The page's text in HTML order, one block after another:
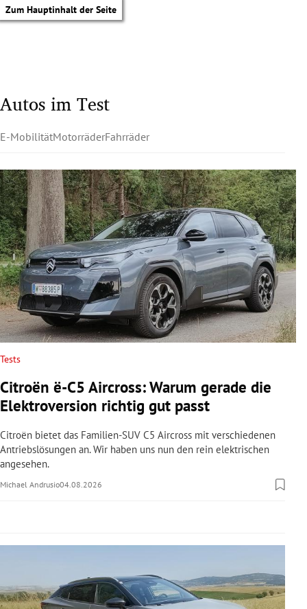
Zum Hauptinhalt der Seite
Untermenü
Untermenü
Untermenü
Untermenü
Untermenü
Untermenü
Untermenü
Autos im Test
E-MobilitätMotorräderFahrräder
Tests
Citroën ë-C5 Aircross: Warum gerade die
Elektroversion richtig gut passt
Citroën bietet das Familien-SUV C5 Aircross mit verschiedenen
Antriebslösungen an. Wir haben uns nun den rein elektrischen
angesehen.
Michael Andrusio04.08.2026